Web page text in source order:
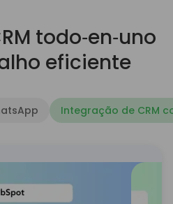
todo‑en‑uno
eficiente
Integração de CRM